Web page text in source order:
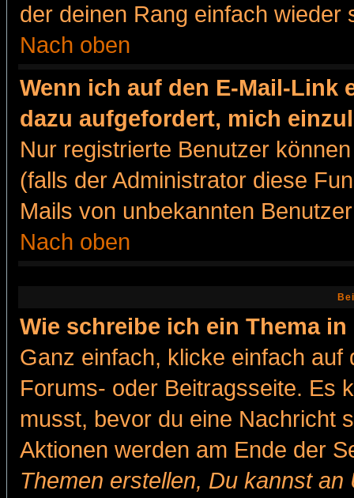
der deinen Rang einfach wieder
Nach oben
Wenn ich auf den E-Mail-Link
dazu aufgefordert, mich
Nur registrierte Benutzer
(falls der Administrator diese
Mails von unbekannten
Nach oben
Wie schreibe ich ein Thema
Ganz einfach, klicke einfach
Forums- oder Beitragsseite. Es
musst, bevor du eine Nachricht
Aktionen werden am Ende der
Themen erstellen, Du kannst